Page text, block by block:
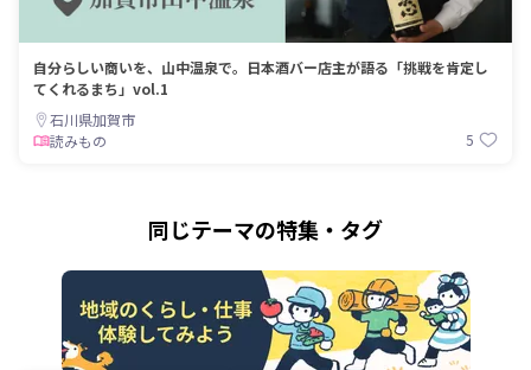
自分らしい商いを、山中温泉で。日本酒バー店主が語る「挑戦を肯定し
てくれるまち」vol.1
石川県加賀市
読みもの
5
同じテーマの特集・タグ